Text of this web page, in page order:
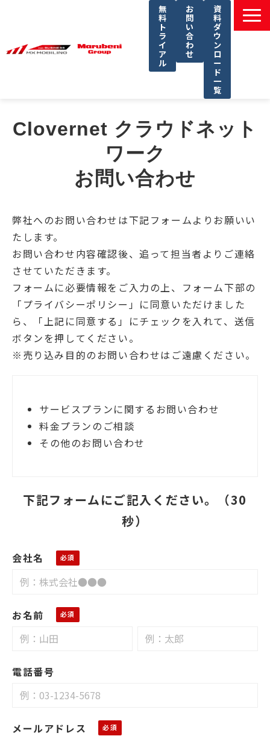
無
料
ト
ラ
イ
ア
ル
お
問
い
合
わ
せ
資
料
ダ
ウ
ン
ロ
ー
ド
一
覧
課題別ソリューション一覧
サービス一覧
導入事例
コラム
Clovernet クラウドネット
ワーク
お問い合わせ
弊社へのお問い合わせは下記フォームよりお願いい
たします。
お問い合わせ内容確認後、追って担当者よりご連絡
させていただきます。
フォームに必要情報をご入力の上、フォーム下部の
「プライバシーポリシー」に同意いただけました
ら、「上記に同意する」にチェックを入れて、送信
ボタンを押してください。
※売り込み目的のお問い合わせはご遠慮ください。
サービスプランに関するお問い合わせ
料金プランのご相談
その他のお問い合わせ
下記フォームにご記入ください。（30
秒）
会社名
お名前
電話番号
メールアドレス